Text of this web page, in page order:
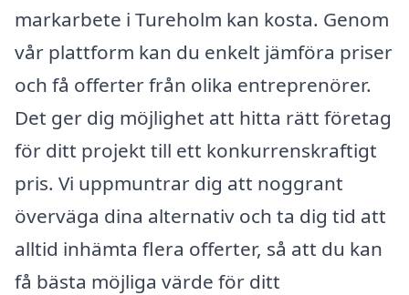
markarbete i Tureholm kan kosta. Genom
vår plattform kan du enkelt jämföra priser
och få offerter från olika entreprenörer.
Det ger dig möjlighet att hitta rätt företag
för ditt projekt till ett konkurrenskraftigt
pris. Vi uppmuntrar dig att noggrant
överväga dina alternativ och ta dig tid att
alltid inhämta flera offerter, så att du kan
få bästa möjliga värde för ditt